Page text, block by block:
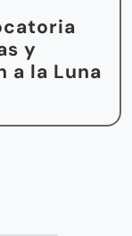
y
a la Luna